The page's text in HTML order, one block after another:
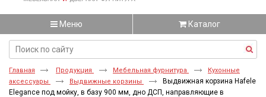
Меню Каталог
Главная Продукция Мебельная фурнитура
Кухонные
аксессуары
Выдвижные корзины
Выдвижная корзина Hafele
Elegance под мойку, в базу 900 мм, дно ДСП, направляющие в